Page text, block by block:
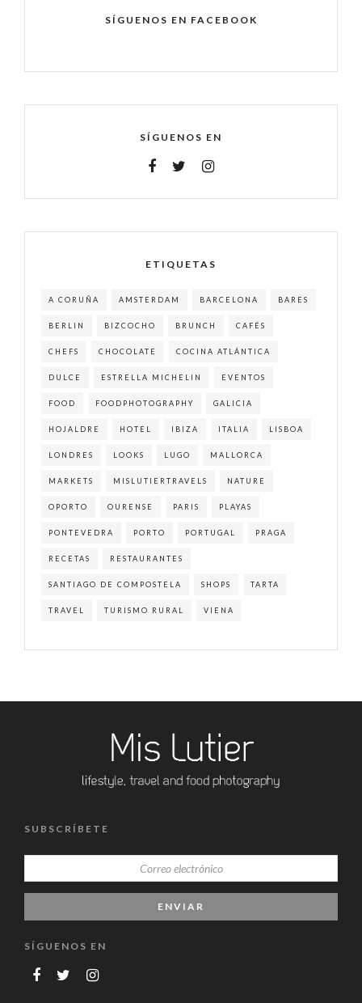
SÍGUENOS EN FACEBOOK
SÍGUENOS EN
ETIQUETAS
A CORUÑA AMSTERDAM BARCELONA BARES
BERLIN BIZCOCHO BRUNCH CAFÉS
CHEFS CHOCOLATE COCINA ATLÁNTICA
DULCE ESTRELLA MICHELIN EVENTOS
FOOD FOODPHOTOGRAPHY GALICIA
HOJALDRE HOTEL IBIZA ITALIA LISBOA
LONDRES LOOKS LUGO MALLORCA
MARKETS MISLUTIERTRAVELS NATURE
OPORTO OURENSE PARIS PLAYAS
PONTEVEDRA PORTO PORTUGAL PRAGA
RECETAS RESTAURANTES
SANTIAGO DE COMPOSTELA SHOPS TARTA
TRAVEL TURISMO RURAL VIENA
SUBSCRÍBETE
SÍGUENOS EN